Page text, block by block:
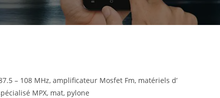
– 108 MHz, amplificateur Mosfet Fm, matériels d’
MPX, mat, pylone